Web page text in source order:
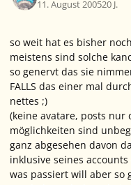
11. August 200520 J.
so weit hat es bisher
meistens sind solche
so genervt das sie
FALLS das einer mal
nettes ;)
(keine avatare, posts
möglichkeiten sind
ganz abgesehen davon
inklusive seines
was passiert will aber so